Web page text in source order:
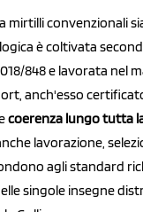
mirtilli convenzionali
è coltivata
848 e lavorata nel
anch'esso
coerenza lungo tutta
lavorazione,
agli standard
singole insegne